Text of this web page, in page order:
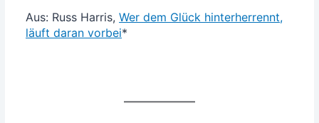
Aus: Russ Har­ris,Wer dem Glück hin­ter­her­rennt,
läuft dar­an vor­bei*